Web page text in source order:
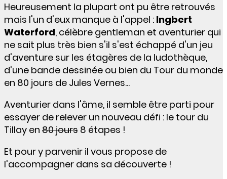
Heureusement la plupart ont pu être retrouvés
mais l'un d'eux manque à l'appel : Ingbert
Waterford, célèbre gentleman et aventurier qui
ne sait plus très bien s'il s'est échappé d'un jeu
d'aventure sur les étagères de la ludothèque,
d'une bande dessinée ou bien du Tour du monde
en 80 jours de Jules Vernes...
Aventurier dans l'âme, il semble être parti pour
essayer de relever un nouveau défi : le tour du
Tillay en 80 jours 8 étapes !
Et pour y parvenir il vous propose de
l'accompagner dans sa découverte !